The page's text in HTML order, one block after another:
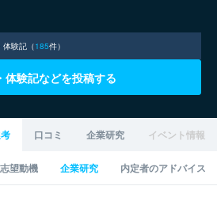
体験記（185件）
体験記などを投稿する
口コミ 企業研究 イベント情報
志望動機 企業研究 内定者のアドバイス